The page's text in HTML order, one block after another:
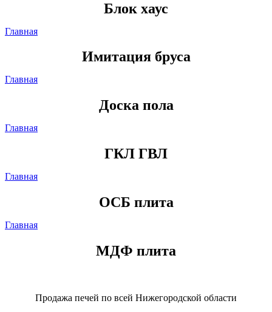
Блок хаус
Главная
Имитация бруса
Главная
Доска пола
Главная
ГКЛ ГВЛ
Главная
ОСБ плита
Главная
МДФ плита
Продажа печей по всей Нижегородской области